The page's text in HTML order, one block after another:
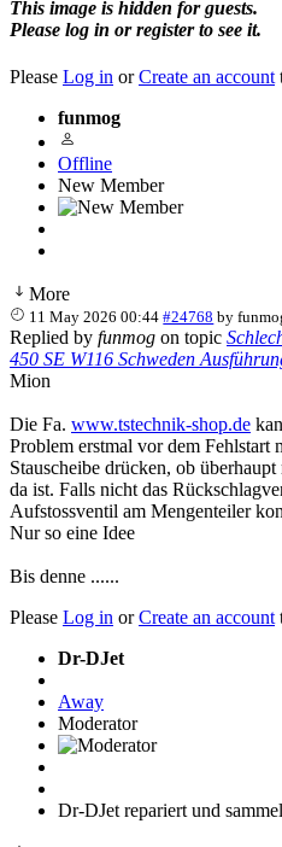
This image is hidden for guests.
Please log in or register to see it.
Please Log in orCreate an account
funmog
Offline
New Member
More
11 May 2026 00:44 #24768 by
Replied by funmog on topic
450 SE W116 Schweden
Mion
Die Fa. www.tstechnik-shop.de
Problem erstmal vor dem Fehlstart
Stauscheibe drücken, ob
da ist. Falls nicht das
Aufstossventil am Mengenteiler
Nur so eine Idee
Bis denne ......
Please Log in orCreate an account
Dr-DJet
Away
Moderator
Dr-DJet repariert und